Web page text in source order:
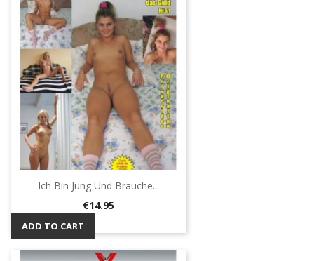
Ich Bin Jung Und Brauche...
Price
€14.95
ADD TO CART